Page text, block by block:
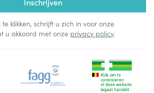
klikken, schrijft u zich in voor onze
u akkoord met onze privacy policy.